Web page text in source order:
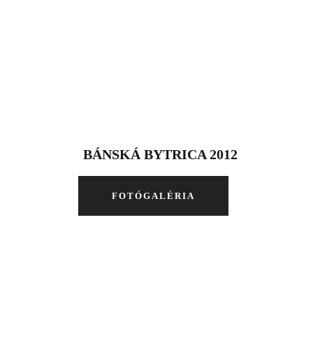
BÁNSKÁ BYTRICA 2012
FOTÓGALÉRIA